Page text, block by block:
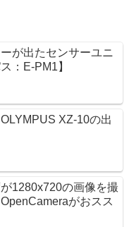
が出たセンサーユニ
：E-PM1】
XZ-10の出
1280x720の画像を撮
がおスス